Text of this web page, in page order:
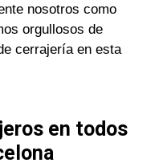
nosotros como
orgullosos de
cerrajería en esta
en todos